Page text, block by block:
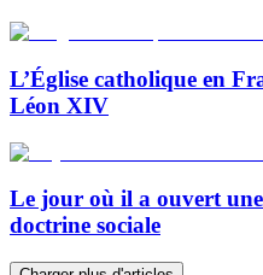
L’Église catholique en
Léon XIV
Le jour où il a ouvert
doctrine sociale